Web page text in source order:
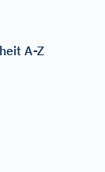
A-Z